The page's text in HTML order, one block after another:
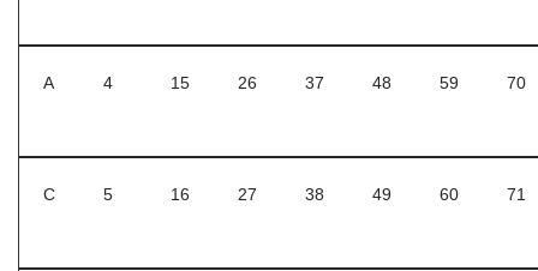
А 4 15 26 37 48 59 70
С 5 16 27 38 49 60 71